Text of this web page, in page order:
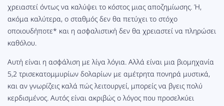
χρειαστεί όντως να καλύψει το κόστος μιας αποζημίωσης. Ή,
ακόμα καλύτερα, ο σταθμός δεν θα πετύχει το στόχο
οποιουδήποτε* και η ασφαλιστική δεν θα χρειαστεί να πληρώσει
καθόλου.
Αυτή είναι η ασφάλιση με λίγα λόγια. Αλλά είναι μια βιομηχανία
5,2 τρισεκατομμυρίων δολαρίων με αμέτρητα πονηρά μυστικά,
και αν γνωρίζεις καλά πώς λειτουργεί, μπορείς να βγεις πολύ
κερδισμένος. Αυτός είναι ακριβώς ο λόγος που προσελκύει